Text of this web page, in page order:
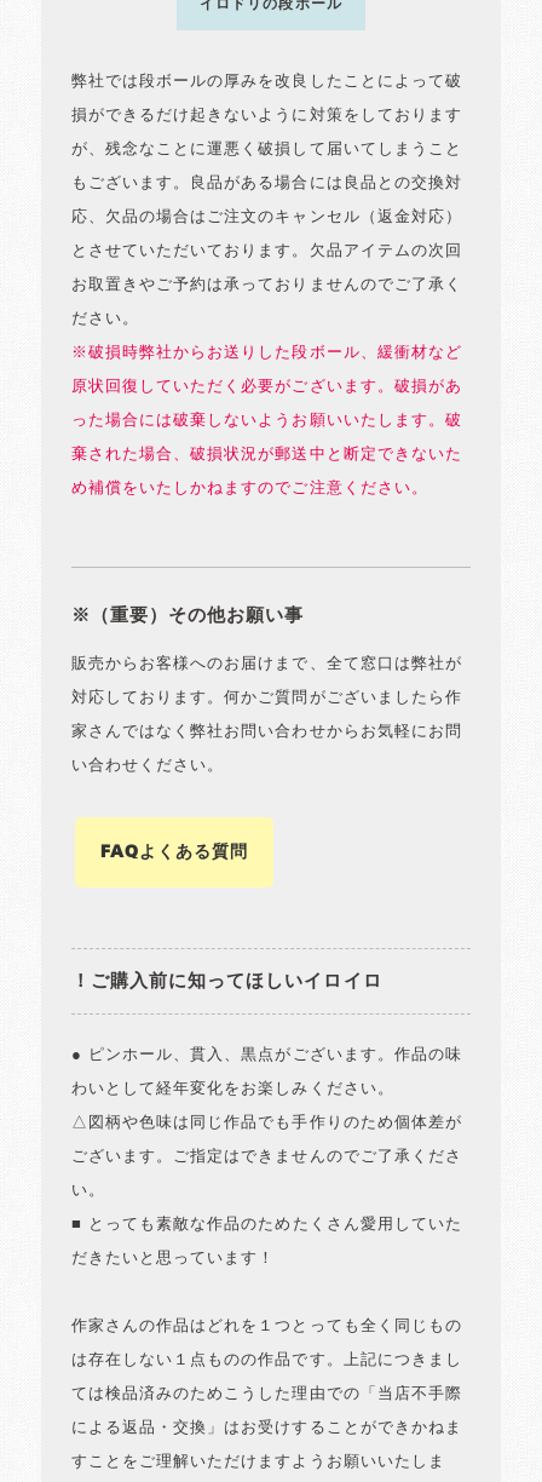
イロドリの段ボール
弊社では段ボールの厚みを改良したことによって破
損ができるだけ起きないように対策をしております
が、残念なことに運悪く破損して届いてしまうこと
もございます。良品がある場合には良品との交換対
応、欠品の場合はご注文のキャンセル（返金対応）
とさせていただいております。欠品アイテムの次回
お取置きやご予約は承っておりませんのでご了承く
ださい。
※破損時弊社からお送りした段ボール、緩衝材など
原状回復していただく必要がございます。破損があ
った場合には破棄しないようお願いいたします。破
棄された場合、破損状況が郵送中と断定できないた
め補償をいたしかねますのでご注意ください。
※（重要）その他お願い事
販売からお客様へのお届けまで、全て窓口は弊社が
対応しております。何かご質問がございましたら作
家さんではなく弊社お問い合わせからお気軽にお問
い合わせください。
FAQよくある質問
！ご購入前に知ってほしいイロイロ
● ピンホール、貫入、黒点がございます。作品の味
わいとして経年変化をお楽しみください。
△図柄や色味は同じ作品でも手作りのため個体差が
ございます。ご指定はできませんのでご了承くださ
い。
■ とっても素敵な作品のためたくさん愛用していた
だきたいと思っています！
作家さんの作品はどれを１つとっても全く同じもの
は存在しない１点ものの作品です。上記につきまし
ては検品済みのためこうした理由での「当店不手際
による返品・交換」はお受けすることができかねま
すことをご理解いただけますようお願いいたしま